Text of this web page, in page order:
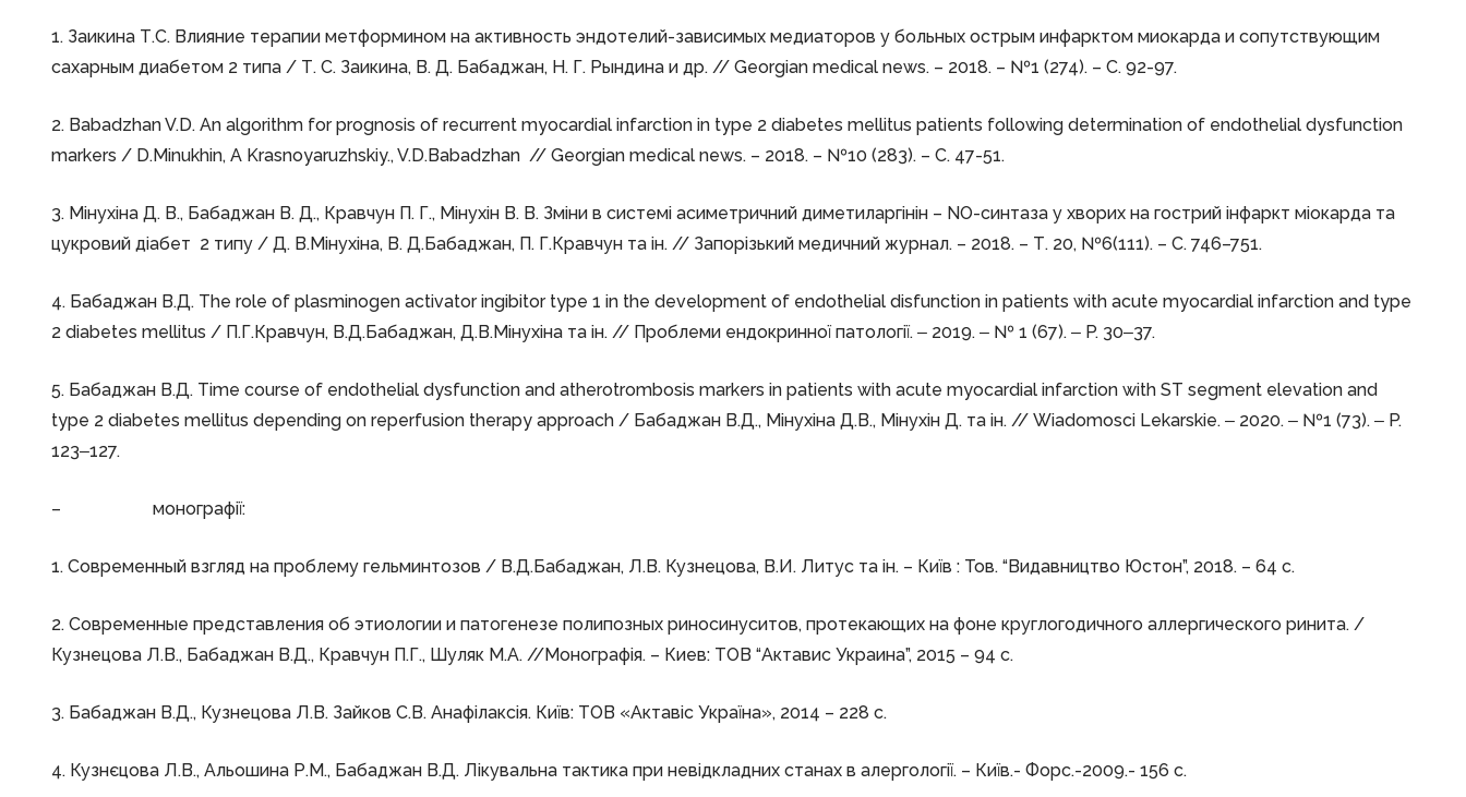
1. Заикина Т.С. Влияние терапии метформином на активность эндотелий-зависимых медиаторов у больных острым инфарктом миокарда и сопутствующим
сахарным диабетом 2 типа / Т. С. Заикина, В. Д. Бабаджан, Н. Г. Рындина и др. // Georgian medical news. – 2018. – №1 (274). – С. 92-97.
2. Babadzhan V.D. An algorithm for prognosis of recurrent myocardial infarction in type 2 diabetes mellitus patients following determination of endothelial dysfunction
markers / D.Minukhin, A Krasnoyaruzhskiy., V.D.Babadzhan // Georgian medical news. – 2018. – №10 (283). – С. 47-51.
3. Мінухіна Д. В., Бабаджан В. Д., Кравчун П. Г., Мінухін В. В. Зміни в системі асиметричний диметиларгінін – NO-синтаза у хворих на гострий інфаркт міокарда та
цукровий діабет 2 типу / Д. В.Мінухіна, В. Д.Бабаджан, П. Г.Кравчун та ін. // Запорізький медичний журнал. – 2018. – Т. 20, №6(111). – С. 746–751.
4. Бабаджан В.Д. The role of plasminogen activator ingibitor type 1 in the development of endothelial disfunction in patients with acute myocardial infarction and type
2 diabetes mellitus / П.Г.Кравчун, В.Д.Бабаджан, Д.В.Мінухіна та ін. // Проблеми ендокринної патології. ‒ 2019. ‒ № 1 (67). ‒ P. 30‒37.
5. Бабаджан В.Д. Time course of endothelial dysfunction and atherotrombosis markers in patients with acute myocardial infarction with ST segment elevation and
type 2 diabetes mellitus depending on reperfusion therapy approach / Бабаджан В.Д., Мінухіна Д.В., Мінухін Д. та ін. // Wiadomosci Lekarskie. ‒ 2020. ‒ №1 (73). ‒ P.
123‒127.
– монографії:
1. Современный взгляд на проблему гельминтозов / В.Д.Бабаджан, Л.В. Кузнецова, В.И. Литус та ін. – Київ : Тов. “Видавництво Юстон”, 2018. – 64 с.
2. Современные представления об этиологии и патогенезе полипозных риносинуситов, протекающих на фоне круглогодичного аллергического ринита. /
Кузнецова Л.В., Бабаджан В.Д., Кравчун П.Г., Шуляк М.А. //Монографія. – Киев: ТОВ “Актавис Украина”, 2015 – 94 с.
3. Бабаджан В.Д., Кузнецова Л.В. Зайков С.В. Анафілаксія. Київ: ТОВ «Актавіс Україна», 2014 – 228 с.
4. Кузнєцова Л.В., Альошина Р.М., Бабаджан В.Д. Лікувальна тактика при невідкладних станах в алергології. – Київ.- Форс.-2009.- 156 с.